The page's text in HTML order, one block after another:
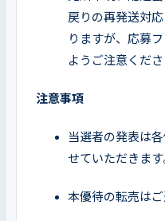
戻りの再発送対
りますが、応募
ようご注意くださ
注意事項
当選者の発表は
せていただきます
本優待の転売はご